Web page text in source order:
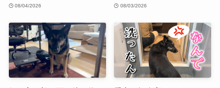
08/04/2026 08/03/2026